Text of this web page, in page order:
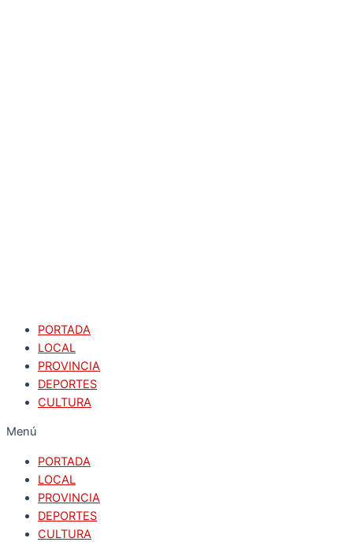
PORTADA
LOCAL
PROVINCIA
DEPORTES
CULTURA
Menú
PORTADA
LOCAL
PROVINCIA
DEPORTES
CULTURA